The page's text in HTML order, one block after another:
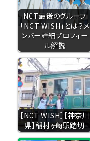
NCT最後のグループ
「NCT WISH」とは？メ
ンバー詳細プロフィー
ル解説
［NCT WISH］［神奈川
県］稲村ヶ崎駅踏切